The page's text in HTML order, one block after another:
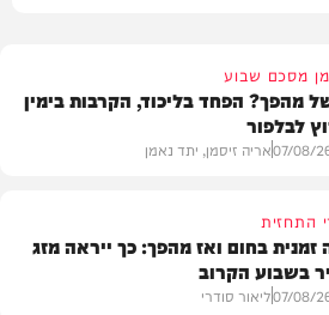
מסכם שבוע
מהפך? הפחד בליכוד, הקרבות בימין
לבלפור
07/08/אריה זיסמן, יתד נאמן
התחזית
זמנית בחום ואז מהפך: כך ייראה מזג
בשבוע הקרוב
07/08/ליאור סודרי